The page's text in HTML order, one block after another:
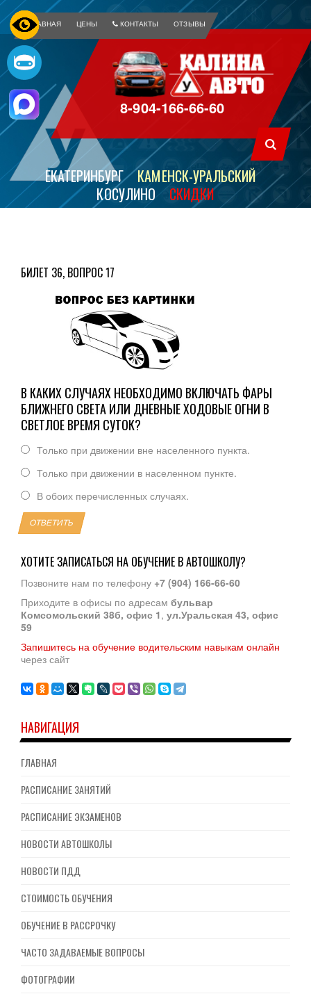
ГЛАВНАЯ ЦЕНЫ КОНТАКТЫ ОТЗЫВЫ
8-904-166-66-60
ЕКАТЕРИНБУРГ
КАМЕНСК-УРАЛЬСКИЙ
КОСУЛИНО
СКИДКИ
БИЛЕТ 36, ВОПРОС 17
В КАКИХ СЛУЧАЯХ НЕОБХОДИМО ВКЛЮЧАТЬ ФАРЫ
БЛИЖНЕГО СВЕТА ИЛИ ДНЕВНЫЕ ХОДОВЫЕ ОГНИ В
СВЕТЛОЕ ВРЕМЯ СУТОК?
Только при движении вне населенного пункта.
Только при движении в населенном пункте.
В обоих перечисленных случаях.
ОТВЕТИТЬ
ХОТИТЕ ЗАПИСАТЬСЯ НА ОБУЧЕНИЕ В АВТОШКОЛУ?
Позвоните нам по телефону +7 (904) 166-66-60
Приходите в офисы по адресам бульвар
Комсомольский 38б, офис 1, ул.Уральская 43, офис
59
Запишитесь на обучение водительским навыкам онлайн
через сайт
НАВИГАЦИЯ
ГЛАВНАЯ
РАСПИСАНИЕ ЗАНЯТИЙ
РАСПИСАНИЕ ЭКЗАМЕНОВ
НОВОСТИ АВТОШКОЛЫ
НОВОСТИ ПДД
СТОИМОСТЬ ОБУЧЕНИЯ
ОБУЧЕНИЕ В РАССРОЧКУ
ЧАСТО ЗАДАВАЕМЫЕ ВОПРОСЫ
ФОТОГРАФИИ